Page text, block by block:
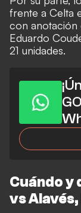
frente a Celta
con anotación
Eduardo
21 unidades.
Cuándo y
vs